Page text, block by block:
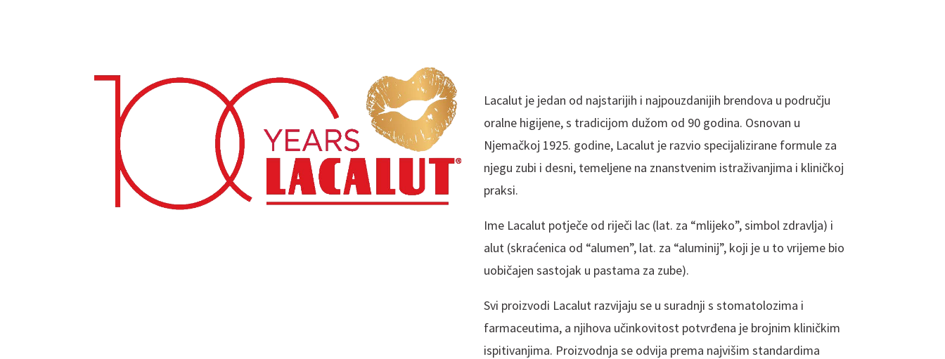
Lacalut je jedan od najstarijih i najpouzdanijih brendova u području
oralne higijene, s tradicijom dužom od 90 godina. Osnovan u
Njemačkoj 1925. godine, Lacalut je razvio specijalizirane formule za
njegu zubi i desni, temeljene na znanstvenim istraživanjima i kliničkoj
praksi.
Ime Lacalut potječe od riječi lac (lat. za “mlijeko”, simbol zdravlja) i
alut (skraćenica od “alumen”, lat. za “aluminij”, koji je u to vrijeme bio
uobičajen sastojak u pastama za zube).
Svi proizvodi Lacalut razvijaju se u suradnji s stomatolozima i
farmaceutima, a njihova učinkovitost potvrđena je brojnim kliničkim
ispitivanjima. Proizvodnja se odvija prema najvišim standardima